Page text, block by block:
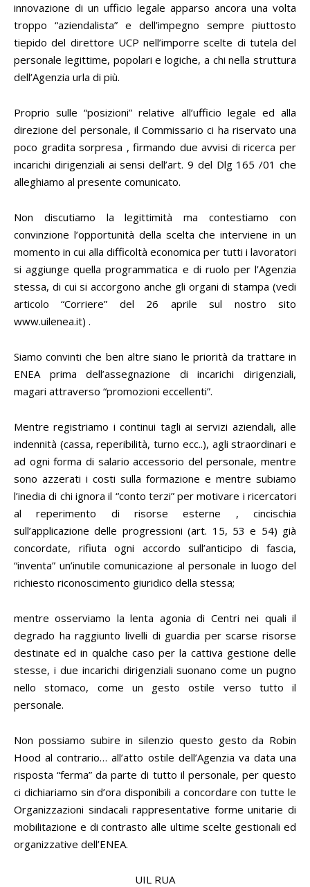
innovazione di un ufficio legale apparso ancora una volta
troppo “aziendalista” e dell’impegno sempre piuttosto
tiepido del direttore UCP nell’imporre scelte di tutela del
personale legittime, popolari e logiche, a chi nella struttura
dell’Agenzia urla di più.
Proprio sulle “posizioni” relative all’ufficio legale ed alla
direzione del personale, il Commissario ci ha riservato una
poco gradita sorpresa , firmando due avvisi di ricerca per
incarichi dirigenziali ai sensi dell’art. 9 del Dlg 165 /01 che
alleghiamo al presente comunicato.
Non discutiamo la legittimità ma contestiamo con
convinzione l’opportunità della scelta che interviene in un
momento in cui alla difficoltà economica per tutti i lavoratori
si aggiunge quella programmatica e di ruolo per l’Agenzia
stessa, di cui si accorgono anche gli organi di stampa (vedi
articolo “Corriere” del 26 aprile sul nostro sito
www.uilenea.it) .
Siamo convinti che ben altre siano le priorità da trattare in
ENEA prima dell’assegnazione di incarichi dirigenziali,
magari attraverso “promozioni eccellenti”.
Mentre registriamo i continui tagli ai servizi aziendali, alle
indennità (cassa, reperibilità, turno ecc..), agli straordinari e
ad ogni forma di salario accessorio del personale, mentre
sono azzerati i costi sulla formazione e mentre subiamo
l’inedia di chi ignora il “conto terzi” per motivare i ricercatori
al reperimento di risorse esterne , cincischia
sull’applicazione delle progressioni (art. 15, 53 e 54) già
concordate, rifiuta ogni accordo sull’anticipo di fascia,
“inventa” un’inutile comunicazione al personale in luogo del
richiesto riconoscimento giuridico della stessa;
mentre osserviamo la lenta agonia di Centri nei quali il
degrado ha raggiunto livelli di guardia per scarse risorse
destinate ed in qualche caso per la cattiva gestione delle
stesse, i due incarichi dirigenziali suonano come un pugno
nello stomaco, come un gesto ostile verso tutto il
personale.
Non possiamo subire in silenzio questo gesto da Robin
Hood al contrario… all’atto ostile dell’Agenzia va data una
risposta “ferma” da parte di tutto il personale, per questo
ci dichiariamo sin d’ora disponibili a concordare con tutte le
Organizzazioni sindacali rappresentative forme unitarie di
mobilitazione e di contrasto alle ultime scelte gestionali ed
organizzative dell’ENEA.
UIL RUA